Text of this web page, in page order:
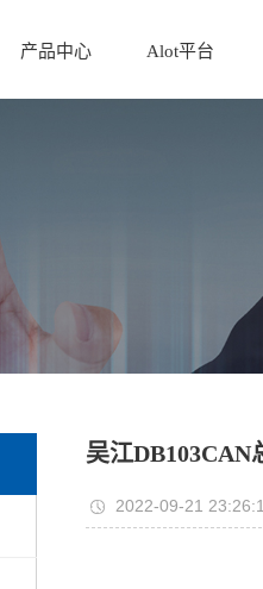
产品中心 Alot平台
吴江DB103CAN
2022-09-21